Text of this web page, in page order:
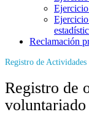
Ejercicio
Ejercicio
Reclamación
Registro de
Registro de
voluntariado